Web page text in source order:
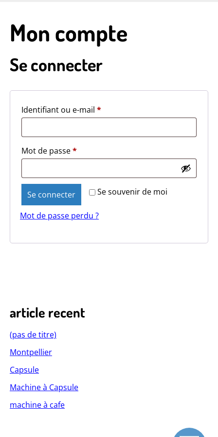
main
content
Mon compte
Se connecter
Identifiant ou e-mail *Obligatoire
Mot de passe*Obligatoire
Se souvenir de moi
Se connecter
Mot de passe perdu ?
article recent
(pas de titre)
Montpellier
Capsule
Machine à Capsule
machine à cafe